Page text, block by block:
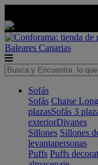
Baleares Canarias
Sofás
Sofás Chaise
plazasSofás 3
exteriorDivanes
Sillones Sillones
levantapersonas
Puffs Puffs